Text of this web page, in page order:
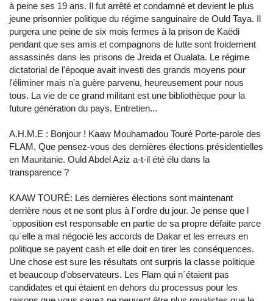
à peine ses 19 ans. Il fut arrêté et condamné et devient le plus
jeune prisonnier politique du régime sanguinaire de Ould Taya. Il
purgera une peine de six mois fermes à la prison de Kaëdi
pendant que ses amis et compagnons de lutte sont froidement
assassinés dans les prisons de Jreida et Oualata. Le régime
dictatorial de l'époque avait investi des grands moyens pour
l'éliminer mais n'a guère parvenu, heureusement pour nous
tous. La vie de ce grand militant est une bibliothèque pour la
future génération du pays. Entretien...
A.H.M.E : Bonjour ! Kaaw Mouhamadou Touré Porte-parole des
FLAM, Que pensez-vous des dernières élections présidentielles
en Mauritanie. Ould Abdel Aziz a-t-il été élu dans la
transparence ?
KAAW TOURÉ: Les dernières élections sont maintenant
derrière nous et ne sont plus à l´ordre du jour. Je pense que l
´opposition est responsable en partie de sa propre défaite parce
qu´elle a mal négocié les accords de Dakar et les erreurs en
politique se payent cash et elle doit en tirer les conséquences.
Une chose est sure les résultats ont surpris la classe politique
et beaucoup d'observateurs. Les Flam qui n´étaient pas
candidates et qui étaient en dehors du processus pour les